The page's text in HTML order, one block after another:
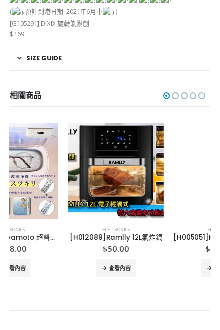
( 預計到港日期: 2021年6月中
)
[G105291] DIXIX 旋轉剃鬚刨
$169
SIZE GUIDE
相關商品
[H012089]Ramlly 12L氣炸鍋 [H005051]Hyundai 紫色伸縮折疊無線風扇